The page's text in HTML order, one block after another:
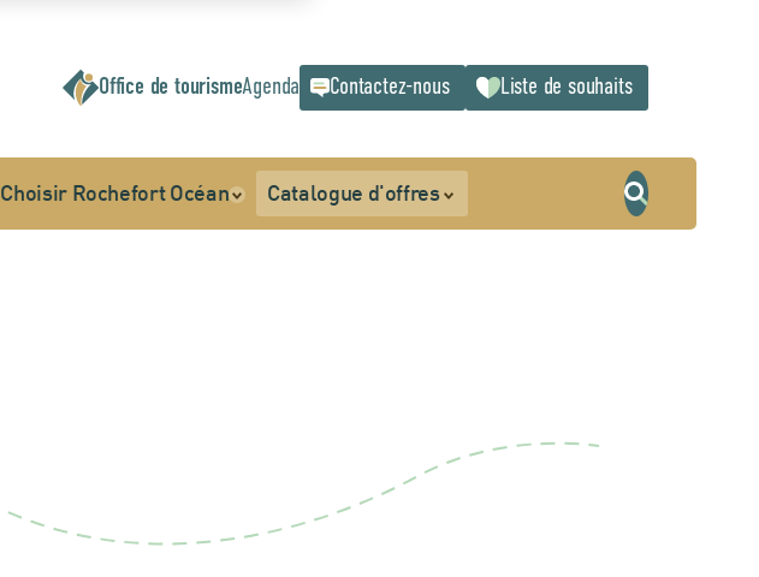
Office de tourismeAgenda Contactez-nous Liste de souhaits
Choisir Rochefort Océan Catalogue d'offres